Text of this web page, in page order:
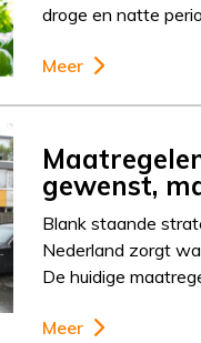
droge en natte
Meer
gewenst,
Blank staande
Nederland zorgt
De huidige
Meer